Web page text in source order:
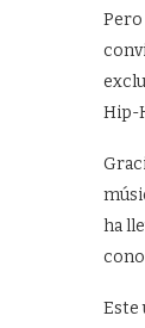
Pero
Hip-
ha
Este